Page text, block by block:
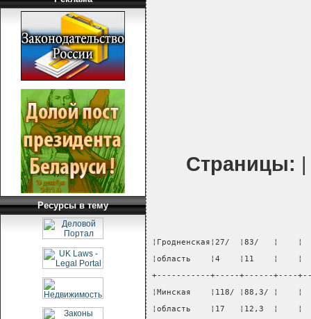
Ресурсы в тему
Страницы:
¦Гродненская¦27/  ¦83/   ¦
¦область    ¦4    ¦11    ¦
+-----------+-----+------+----
¦Минская    ¦118/ ¦88,3/ ¦
¦область    ¦17   ¦12,3  ¦